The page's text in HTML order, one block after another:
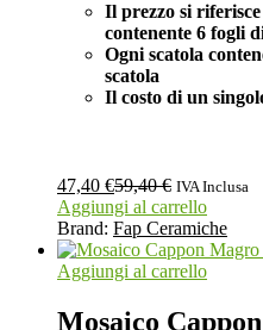
Il prezzo si
contenente 6 fogli
Ogni scatola
scatola
Il costo di un
47,40 €59,40€ IVA Inclusa
Aggiungi al carrello
Brand: Fap Ceramiche
Aggiungi al carrello
Mosaico